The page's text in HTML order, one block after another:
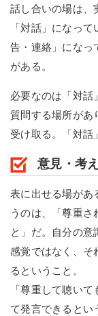
話し合いの場は、
「対話」になっ
告・連絡」になっ
がある。
必要なのは「対話
質問する場所があ
受け取る。「対話
意見・考
表に出せる場があ
うのは、「尊重さ
と」だ。自分の意
感覚ではなく、そ
るということ。
「尊重して聴い
て発言できるとい